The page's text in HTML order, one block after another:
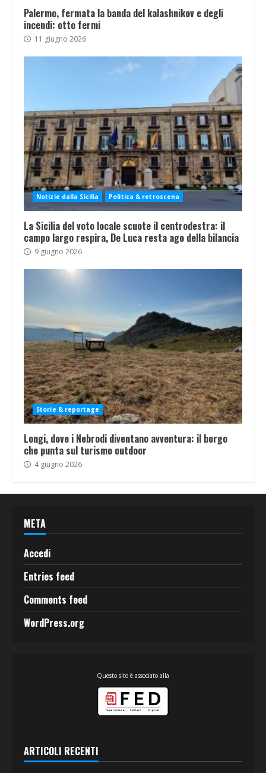
Palermo, fermata la banda del kalashnikov e degli
incendi: otto fermi
11 giugno 2026
Notizie dalla Sicilia Politica & retroscena
La Sicilia del voto locale scuote il centrodestra: il
campo largo respira, De Luca resta ago della bilancia
9 giugno 2026
Storie & reportage
Longi, dove i Nebrodi diventano avventura: il borgo
che punta sul turismo outdoor
4 giugno 2026
META
Accedi
Entries feed
Comments feed
WordPress.org
Questo sito è associato alla
ARTICOLI RECENTI